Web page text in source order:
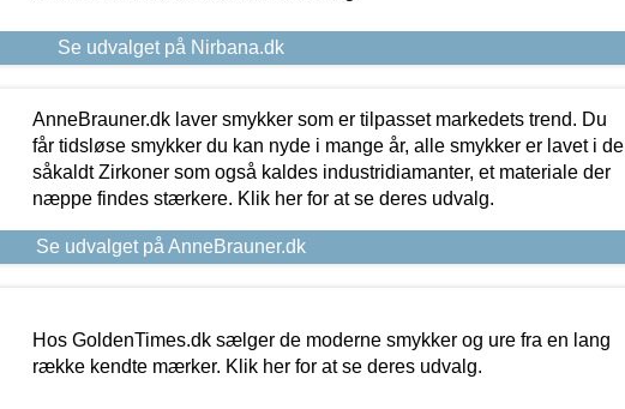
Se udvalget på Nirbana.dk
AnneBrauner.dk laver smykker som er tilpasset markedets trend. Du
får tidsløse smykker du kan nyde i mange år, alle smykker er lavet i de
såkaldt Zirkoner som også kaldes industridiamanter, et materiale der
næppe findes stærkere. Klik her for at se deres udvalg.
Se udvalget på AnneBrauner.dk
Hos GoldenTimes.dk sælger de moderne smykker og ure fra en lang
række kendte mærker. Klik her for at se deres udvalg.